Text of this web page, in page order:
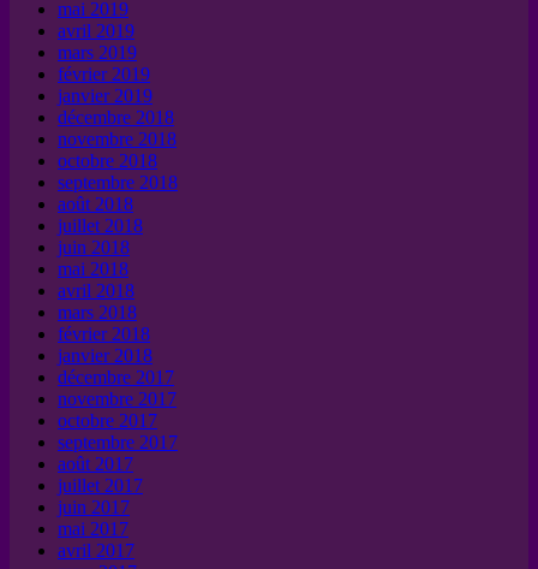
mai 2019
avril 2019
mars 2019
février 2019
janvier 2019
décembre 2018
novembre 2018
octobre 2018
septembre 2018
août 2018
juillet 2018
juin 2018
mai 2018
avril 2018
mars 2018
février 2018
janvier 2018
décembre 2017
novembre 2017
octobre 2017
septembre 2017
août 2017
juillet 2017
juin 2017
mai 2017
avril 2017